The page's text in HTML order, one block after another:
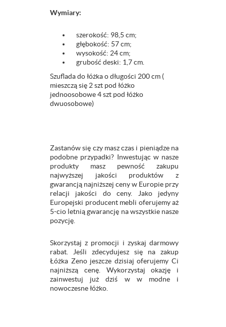
Wymiary:
szerokość: 98,5 cm;
głębokość: 57 cm;
wysokość: 24 cm;
grubość deski: 1,7 cm.
Szuflada do łóżka o długości 200 cm (
mieszczą się 2 szt pod łóżko
jednoosobowe 4 szt pod łóżko
dwuosobowe)
Zastanów się czy masz czas i pieniądze na
podobne przypadki? Inwestując w nasze
produkty masz pewność zakupu
najwyższej jakości produktów z
gwarancją najniższej ceny w Europie przy
relacji jakości do ceny. Jako jedyny
Europejski producent mebli oferujemy aż
5-cio letnią gwarancję na wszystkie nasze
pozycję.
Skorzystaj z promocji i zyskaj darmowy
rabat. Jeśli zdecydujesz się na zakup
Łóżka Zeno jeszcze dzisiaj oferujemy Ci
najniższą cenę. Wykorzystaj okazję i
zainwestuj już dziś w w modne i
nowoczesne łóżko.